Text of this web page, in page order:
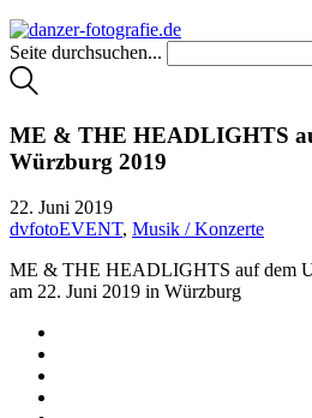
Seite durchsuchen...
ME & THE HEADLIGHTS
Würzburg 2019
22. Juni 2019
dvfotoEVENT, Musik / Konzerte
ME & THE HEADLIGHTS auf dem
am 22. Juni 2019 in Würzburg